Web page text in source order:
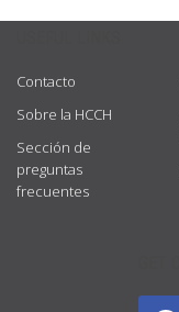
Contacto
Sobre la HCCH
Sección de
preguntas
frecuentes